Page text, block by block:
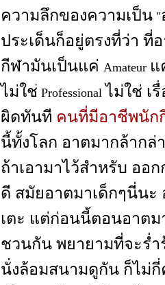
ความลึกของความเป็น "
ประเด็นก็อยู่ตรงที่ว่า ที่
กีฬามันเป็นแค่ Amateur แ
ไม่ใช ่ Professional ไม่ใช่ เ
ผิดทันที คนที่มีอาชีพนัก
นี้ทั้งโลก อาตมากล้ากล่
ถ้าเอามาไว้สำหรับ ออ
ดี สมัยอาตมาเด็กๆนี่นะ
เตะ แต่ก่อนนี้ตอนอาต
ชวนกัน พยายามที่จะร่
นั่งล้อมสนามดูกัน ก็ไม่กี่